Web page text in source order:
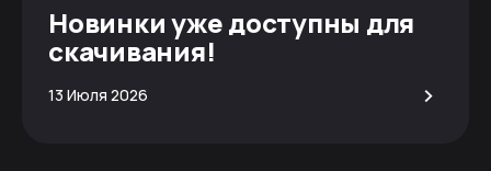
Новинки уже доступны для
скачивания!
13 Июля 2026 >